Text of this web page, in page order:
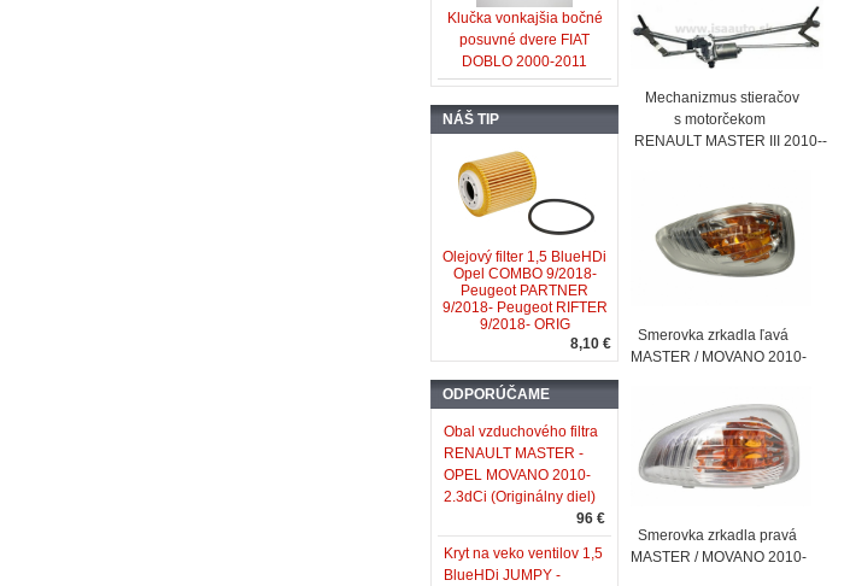
Klučka vonkajšia bočné
posuvné dvere FIAT
DOBLO 2000-2011
NÁŠ TIP
Olejový filter 1,5 BlueHDi
Opel COMBO 9/2018-
Peugeot PARTNER
9/2018- Peugeot RIFTER
9/2018- ORIG
8,10 €
ODPORÚČAME
Obal vzduchového filtra
RENAULT MASTER -
OPEL MOVANO 2010-
2.3dCi (Originálny diel)
96 €
Kryt na veko ventilov 1,5
BlueHDi JUMPY -
Mechanizmus stieračov
s motorčekom
RENAULT MASTER III 2010--
Smerovka zrkadla ľavá
MASTER / MOVANO 2010-
Smerovka zrkadla pravá
MASTER / MOVANO 2010-